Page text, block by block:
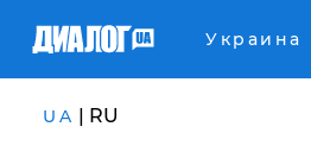
Украина
UA | RU